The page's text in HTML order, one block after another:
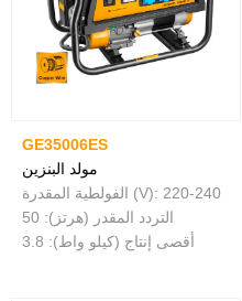
GE35006ES
مولد البنزين
الفولطية المقدرة (V): 220-240
التردد المقدر (هرتز): 50
أقصى إنتاج (كيلو واط): 3.8